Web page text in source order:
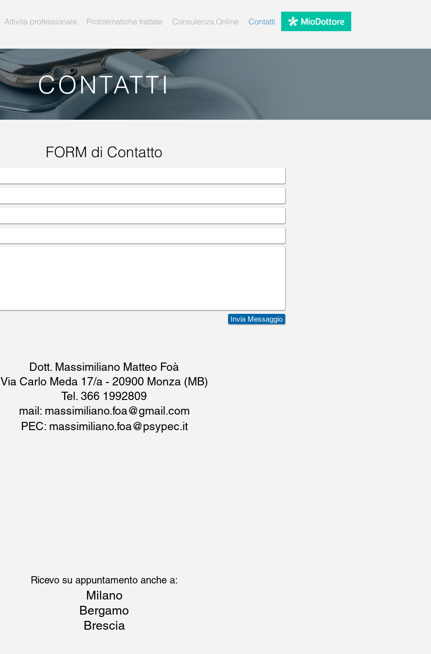
Attività professionale Problematiche trattate Consulenza Online Contatti
CONTATTI
FORM di Contatto
Invia Messaggio
Dott. Massimiliano Matteo Foà
Via Carlo Meda 17/a - 20900 Monza (MB)
Tel. 366 1992809
mail: massimiliano.foa@gmail.com
PEC: massimiliano.foa@psypec.it
Ricevo su appuntamento anche a:
Milano
Bergamo
Brescia